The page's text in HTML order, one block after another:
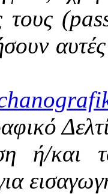
τους
ή/και